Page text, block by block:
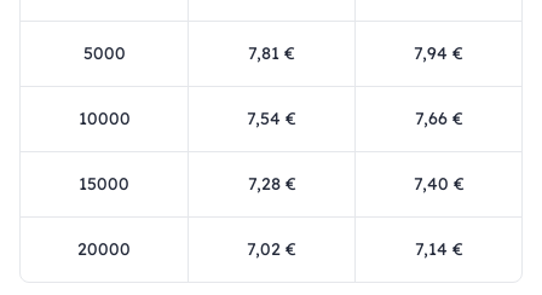
5000 7,81 € 7,94 €
10000 7,54 € 7,66 €
15000 7,28 € 7,40 €
20000 7,02 € 7,14 €